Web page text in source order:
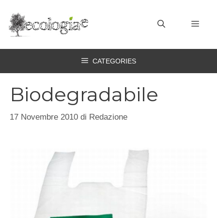
contenuto
CATEGORIES
Biodegradabile
17 Novembre 2010 di Redazione